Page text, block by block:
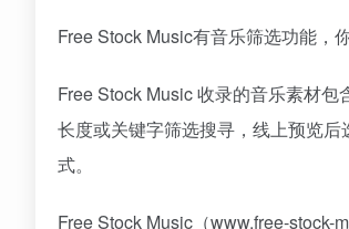
Free Stock Music有音乐筛选功能，
Free Stock Music 收录的音乐素材包
长度或关键字筛选搜寻，线上预览
式。
Free Stock Music（www.free-